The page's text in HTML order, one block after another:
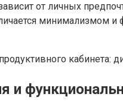
от личных
минимализмом и
и